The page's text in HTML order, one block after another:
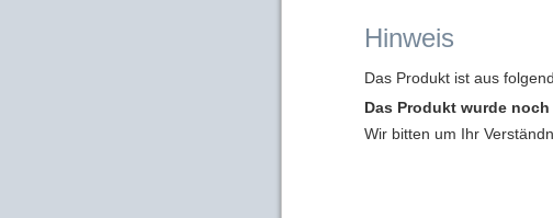
Hinweis
Das Produkt ist aus
Das Produkt wurde
Wir bitten um Ihr